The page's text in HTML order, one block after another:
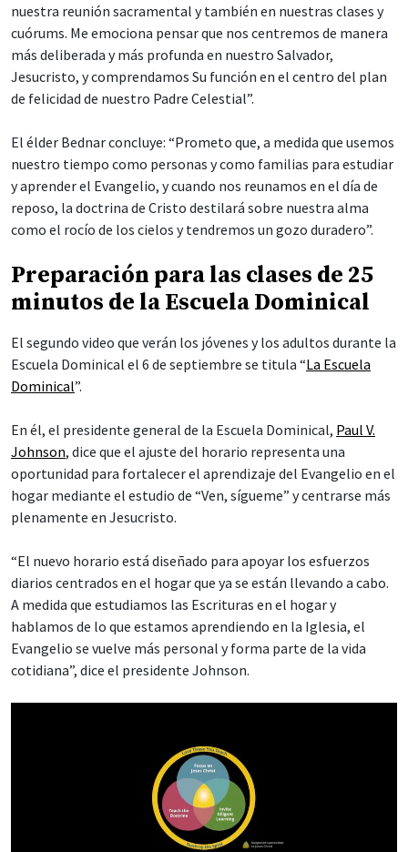
nuestra reunión sacramental y también en nuestras clases y
cuórums. Me emociona pensar que nos centremos de manera
más deliberada y más profunda en nuestro Salvador,
Jesucristo, y comprendamos Su función en el centro del plan
de felicidad de nuestro Padre Celestial”.
El élder Bednar concluye: “Prometo que, a medida que usemos
nuestro tiempo como personas y como familias para estudiar
y aprender el Evangelio, y cuando nos reunamos en el día de
reposo, la doctrina de Cristo destilará sobre nuestra alma
como el rocío de los cielos y tendremos un gozo duradero”.
Preparación para las clases de 25
minutos de la Escuela Dominical
El segundo video que verán los jóvenes y los adultos durante la
Escuela Dominical el 6 de septiembre se titula “La Escuela
Dominical”.
En él, el presidente general de la Escuela Dominical, Paul V.
Johnson, dice que el ajuste del horario representa una
oportunidad para fortalecer el aprendizaje del Evangelio en el
hogar mediante el estudio de “Ven, sígueme” y centrarse más
plenamente en Jesucristo.
“El nuevo horario está diseñado para apoyar los esfuerzos
diarios centrados en el hogar que ya se están llevando a cabo.
A medida que estudiamos las Escrituras en el hogar y
hablamos de lo que estamos aprendiendo en la Iglesia, el
Evangelio se vuelve más personal y forma parte de la vida
cotidiana”, dice el presidente Johnson.